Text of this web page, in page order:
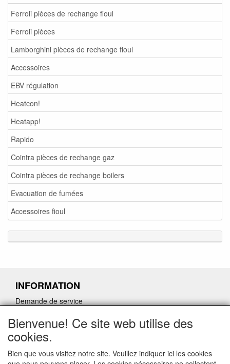
Ferroli pièces de rechange fioul
Ferroli pièces
Lamborghini pièces de rechange fioul
Accessoires
EBV régulation
Heatcon!
Heatapp!
Rapido
Cointra pièces de rechange gaz
Cointra pièces de rechange boilers
Evacuation de fumées
Accessoires fioul
INFORMATION
Demande de service
Demander un lien d'annulation
Bienvenue! Ce site web utilise des
cookies.
Bien que vous visitez notre site. Veuillez indiquer ici les cookies